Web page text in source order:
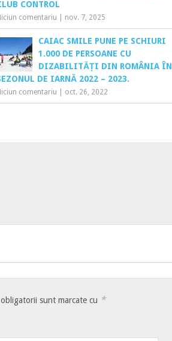
CONTROL
comentariu nov. 7, 2025
CAIAC SMILE PUNE PE SCHIURI
1.000 DE PERSOANE CU
DIZABILITĂȚI DIN ROMÂNIA ÎN
DE IARNĂ 2022 – 2023.
comentariu oct. 26, 2022
sunt marcate cu *